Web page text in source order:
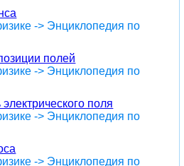
-> Энциклопедия по
полей
-> Энциклопедия по
поля
-> Энциклопедия по
-> Энциклопедия по